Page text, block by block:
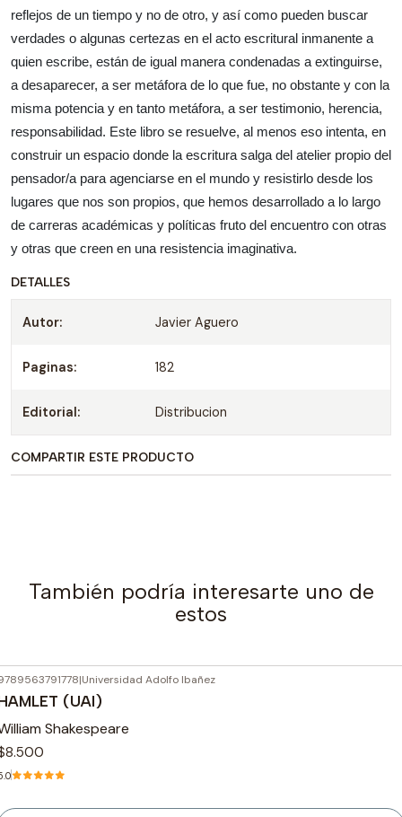
reflejos de un tiempo y no de otro, y así como pueden buscar
verdades o algunas certezas en el acto escritural inmanente a
quien escribe, están de igual manera condenadas a extinguirse,
a desaparecer, a ser metáfora de lo que fue, no obstante y con la
misma potencia y en tanto metáfora, a ser testimonio, herencia,
responsabilidad. Este libro se resuelve, al menos eso intenta, en
construir un espacio donde la escritura salga del atelier propio del
pensador/a para agenciarse en el mundo y resistirlo desde los
lugares que nos son propios, que hemos desarrollado a lo largo
de carreras académicas y políticas fruto del encuentro con otras
y otras que creen en una resistencia imaginativa.
DETALLES
Autor: Javier Aguero
Paginas: 182
Editorial: Distribucion
COMPARTIR ESTE PRODUCTO
También podría interesarte uno de
estos
Agotado |Universidad Adolfo Ibañez
(UAI)
Shakespeare